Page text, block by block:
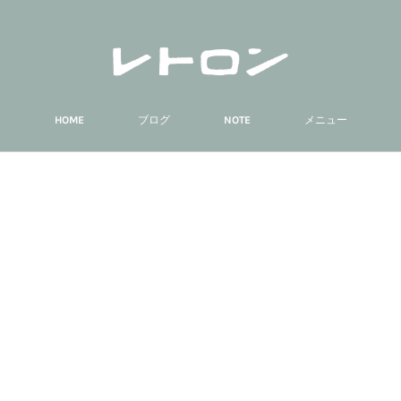
HOME ブログ NOTE メニュー